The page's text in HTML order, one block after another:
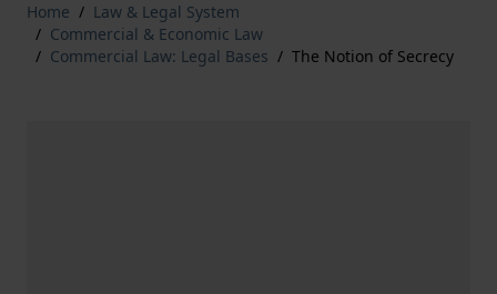
Home / Law & Legal System
/ Commercial & Economic Law
/ Commercial Law: Legal Bases / The Notion of Secrecy